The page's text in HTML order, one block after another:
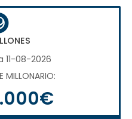
11-08-2026
MILLONARIO: